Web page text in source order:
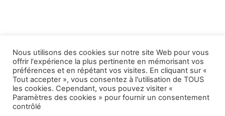
Mentions légales
Tous droits réservés CFE-CGC ADECCO.
Nous utilisons des cookies sur notre site Web pour vous
offrir l'expérience la plus pertinente en mémorisant vos
préférences et en répétant vos visites. En cliquant sur «
Tout accepter », vous consentez à l'utilisation de TOUS
les cookies. Cependant, vous pouvez visiter «
Paramètres des cookies » pour fournir un consentement
contrôlé